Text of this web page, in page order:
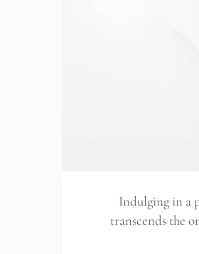
Indulging in a
transcends the